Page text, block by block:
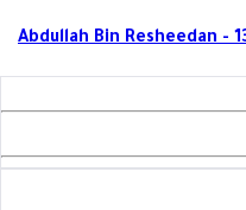
Abdullah Bin Resheedan -